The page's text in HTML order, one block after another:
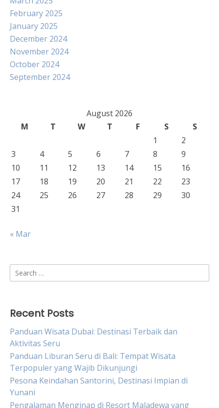
February 2025
January 2025
December 2024
November 2024
October 2024
September 2024
August 2026
M
T W T F S
S
1
2
3
4 5 6 7 8
9
10
11 12 13 14 15
16
17
18 19 20 21 22
23
24
25 26 27 28 29
30
31
« Mar
Search
for:
Recent Posts
Panduan Wisata Dubai: Destinasi Terbaik dan
Aktivitas Seru
Panduan Liburan Seru di Bali: Tempat Wisata
Terpopuler yang Wajib Dikunjungi
Pesona Keindahan Santorini, Destinasi Impian di
Yunani
Pengalaman Menginap di Resort Maladewa yang